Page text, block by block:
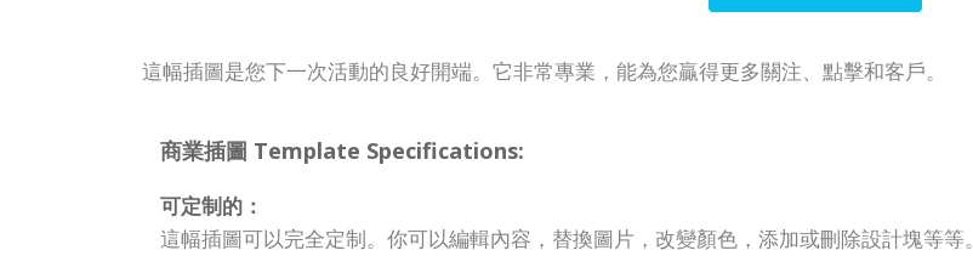
這幅插圖是您下一次活動的良好開端。它非常專業，能為您贏得更多關注、點擊和客戶。
商業插圖 Template Specifications:
可定制的：
這幅插圖可以完全定制。你可以編輯內容，替換圖片，改變顏色，添加或刪除設計塊等等。